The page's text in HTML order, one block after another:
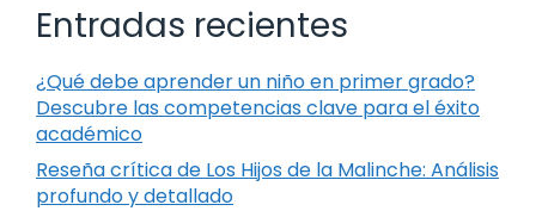
Entradas recientes
¿Qué debe aprender un niño en primer grado?
Descubre las competencias clave para el éxito
académico
Reseña crítica de Los Hijos de la Malinche: Análisis
profundo y detallado